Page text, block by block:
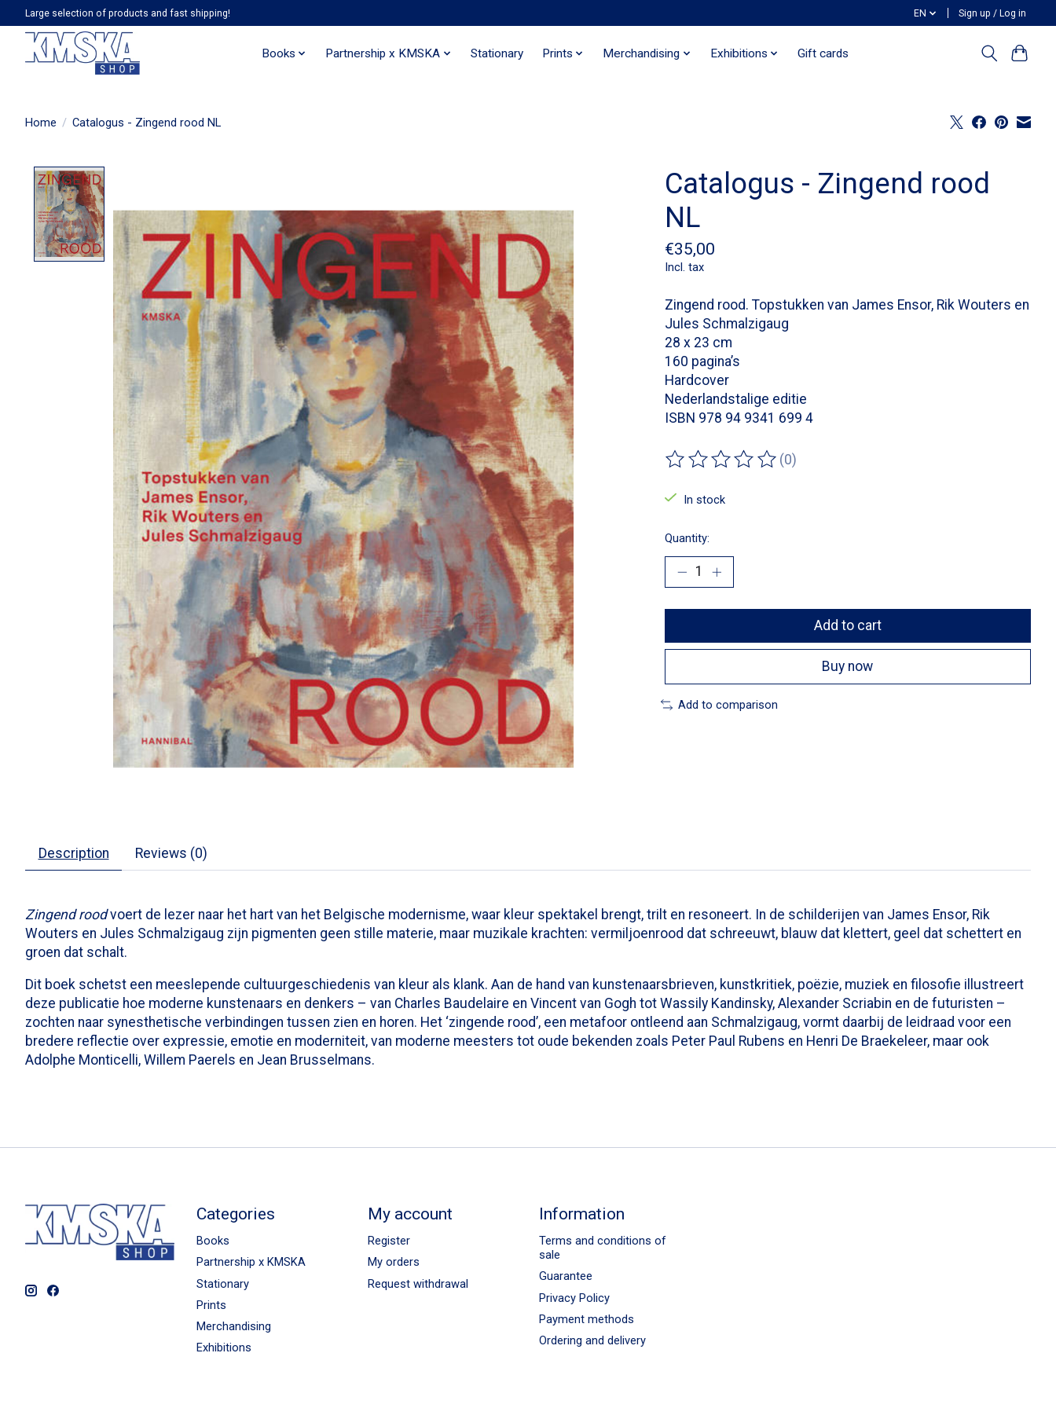
Large selection of products and fast shipping! EN Sign up / Log in
Books Partnership x KMSKA Stationary Prints Merchandising Exhibitions Gift cards
Home / Catalogus - Zingend rood NL
Catalogus - Zingend rood
NL
€35,00
Incl. tax
Zingend rood. Topstukken van James Ensor, Rik Wouters en
Jules Schmalzigaug
28 x 23 cm
160 pagina’s
Hardcover
Nederlandstalige editie
ISBN 978 94 9341 699 4
The rating of this product is
(0)
In stock
Quantity:
Add to cart
Buy now
Add to comparison
Description Reviews (0)
Zingend roodvoert de lezer naar het hart van het Belgische modernisme, waar kleur spektakel brengt, trilt en resoneert. In de schilderijen van James Ensor, Rik
Wouters en Jules Schmalzigaug zijn pigmenten geen stille materie, maar muzikale krachten: vermiljoenrood dat schreeuwt, blauw dat klettert, geel dat schettert en
groen dat schalt.
Dit boek schetst een meeslepende cultuurgeschiedenis van kleur als klank. Aan de hand van kunstenaarsbrieven, kunstkritiek, poëzie, muziek en filosofie illustreert
deze publicatie hoe moderne kunstenaars en denkers – van Charles Baudelaire en Vincent van Gogh tot Wassily Kandinsky, Alexander Scriabin en de futuristen –
zochten naar synesthetische verbindingen tussen zien en horen. Het ‘zingende rood’, een metafoor ontleend aan Schmalzigaug, vormt daarbij de leidraad voor een
bredere reflectie over expressie, emotie en moderniteit, van moderne meesters tot oude bekenden zoals Peter Paul Rubens en Henri De Braekeleer, maar ook
Adolphe Monticelli, Willem Paerels en Jean Brusselmans.
Categories
Books
Partnership x KMSKA
Stationary
Prints
Merchandising
Exhibitions
My account
Register
My orders
Request withdrawal
Information
Terms and conditions of
sale
Guarantee
Privacy Policy
Payment methods
Ordering and delivery